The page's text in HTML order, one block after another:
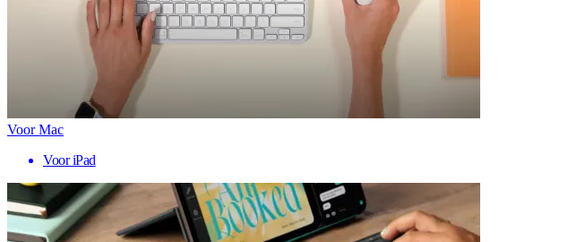
Voor Mac
Voor iPad